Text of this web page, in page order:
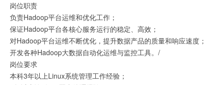
岗位职责
负责Hadoop平台运维和优化工作；
保证Hadoop平台各核心服务运行的稳定、高效；
对Hadoop平台运维不断优化，提升数据产品的质量和响应速度；
开发各种Hadoop大数据自动化运维与监控工具。/
岗位要求
本科3年以上Linux系统管理工作经验；